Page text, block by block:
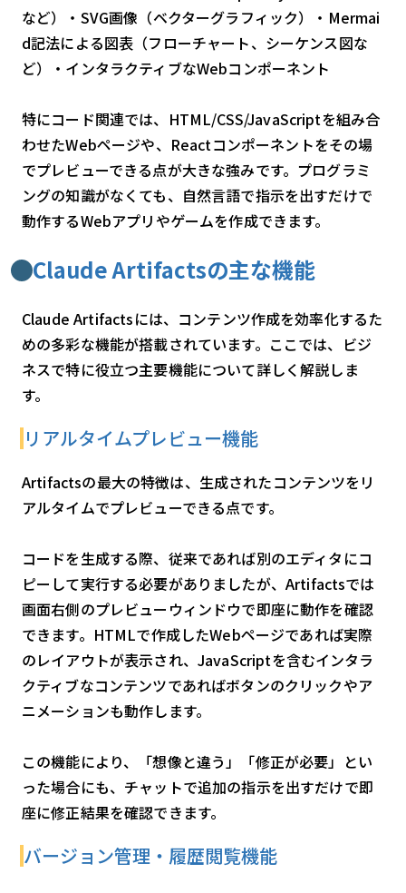
など）・SVG画像（ベクターグラフィック）・Mermai
d記法による図表（フローチャート、シーケンス図な
ど）・インタラクティブなWebコンポーネント
特にコード関連では、HTML/CSS/JavaScriptを組み合
わせたWebページや、Reactコンポーネントをその場
でプレビューできる点が大きな強みです。プログラミ
ングの知識がなくても、自然言語で指示を出すだけで
動作するWebアプリやゲームを作成できます。
Claude Artifactsの主な機能
Claude Artifactsには、コンテンツ作成を効率化するた
めの多彩な機能が搭載されています。ここでは、ビジ
ネスで特に役立つ主要機能について詳しく解説しま
す。
リアルタイムプレビュー機能
Artifactsの最大の特徴は、生成されたコンテンツをリ
アルタイムでプレビューできる点です。
コードを生成する際、従来であれば別のエディタにコ
ピーして実行する必要がありましたが、Artifactsでは
画面右側のプレビューウィンドウで即座に動作を確認
できます。HTMLで作成したWebページであれば実際
のレイアウトが表示され、JavaScriptを含むインタラ
クティブなコンテンツであればボタンのクリックやア
ニメーションも動作します。
この機能により、「想像と違う」「修正が必要」とい
った場合にも、チャットで追加の指示を出すだけで即
座に修正結果を確認できます。
バージョン管理・履歴閲覧機能